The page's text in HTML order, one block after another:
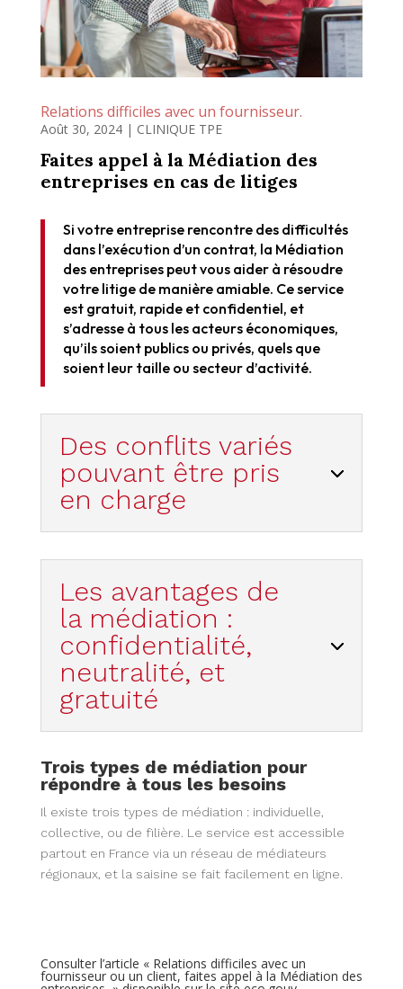
Relations difficiles avec un fournisseur.
Août 30, 2024| CLINIQUE TPE
Faites appel à la Médiation des
entreprises en cas de litiges
Si votre entreprise rencontre des difficultés
dans l’exécution d’un contrat, la Médiation
des entreprises peut vous aider à résoudre
votre litige de manière amiable. Ce service
est gratuit, rapide et confidentiel, et
s’adresse à tous les acteurs économiques,
qu’ils soient publics ou privés, quels que
soient leur taille ou secteur d’activité.
Des conflits variés
pouvant être pris
en charge
Les avantages de
la médiation :
confidentialité,
neutralité, et
gratuité
Trois types de médiation pour
répondre à tous les besoins
Il existe trois types de médiation : individuelle,
collective, ou de filière. Le service est accessible
partout en France via un réseau de médiateurs
régionaux, et la saisine se fait facilement en ligne.
Consulter l’article « Relations difficiles avec un
fournisseur ou un client, faites appel à la Médiation des